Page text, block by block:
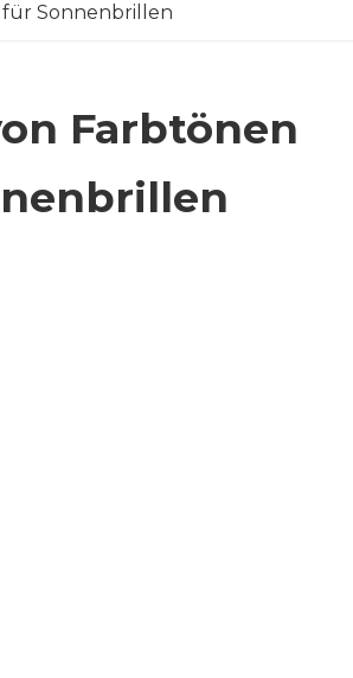
für Sonnenbrillen
Farbtönen